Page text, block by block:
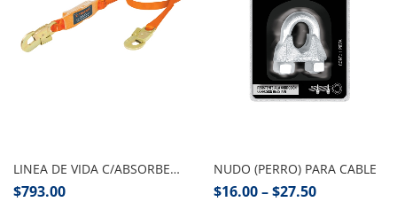
LINEA DE VIDA C/ABSORBEDOR DE IMPACTOS 1.8 M
$793.00
NUDO (PERRO) PARA CABLE
$16.00–$27.50